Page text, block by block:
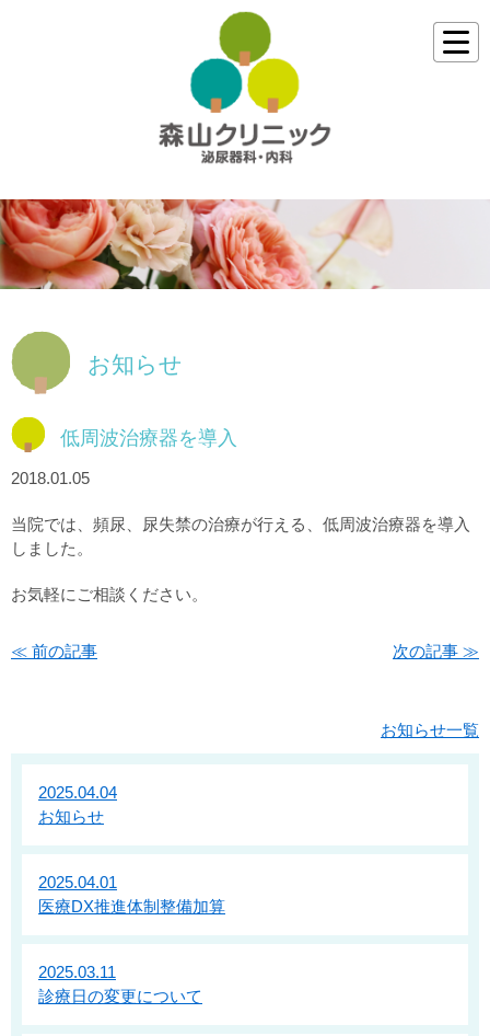
お知らせ
低周波治療器を導入
2018.01.05
当院では、頻尿、尿失禁の治療が行える、低周波治療器を導入
しました。
お気軽にご相談ください。
≪ 前の記事 次の記事 ≫
お知らせ一覧
2025.04.04
お知らせ
2025.04.01
医療DX推進体制整備加算
2025.03.11
診療日の変更について